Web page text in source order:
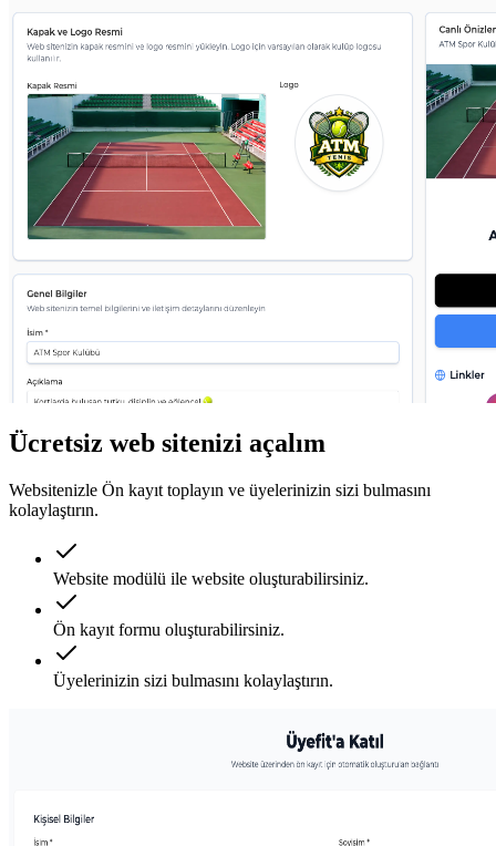
Ücretsiz web sitenizi açalım
Websitenizle Ön kayıt toplayın ve üyelerinizin sizi bulmasını
kolaylaştırın.
Website modülü ile website oluşturabilirsiniz.
Ön kayıt formu oluşturabilirsiniz.
Üyelerinizin sizi bulmasını kolaylaştırın.